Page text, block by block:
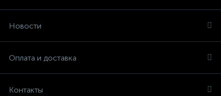
Новости
Оплата и доставка
Контакты